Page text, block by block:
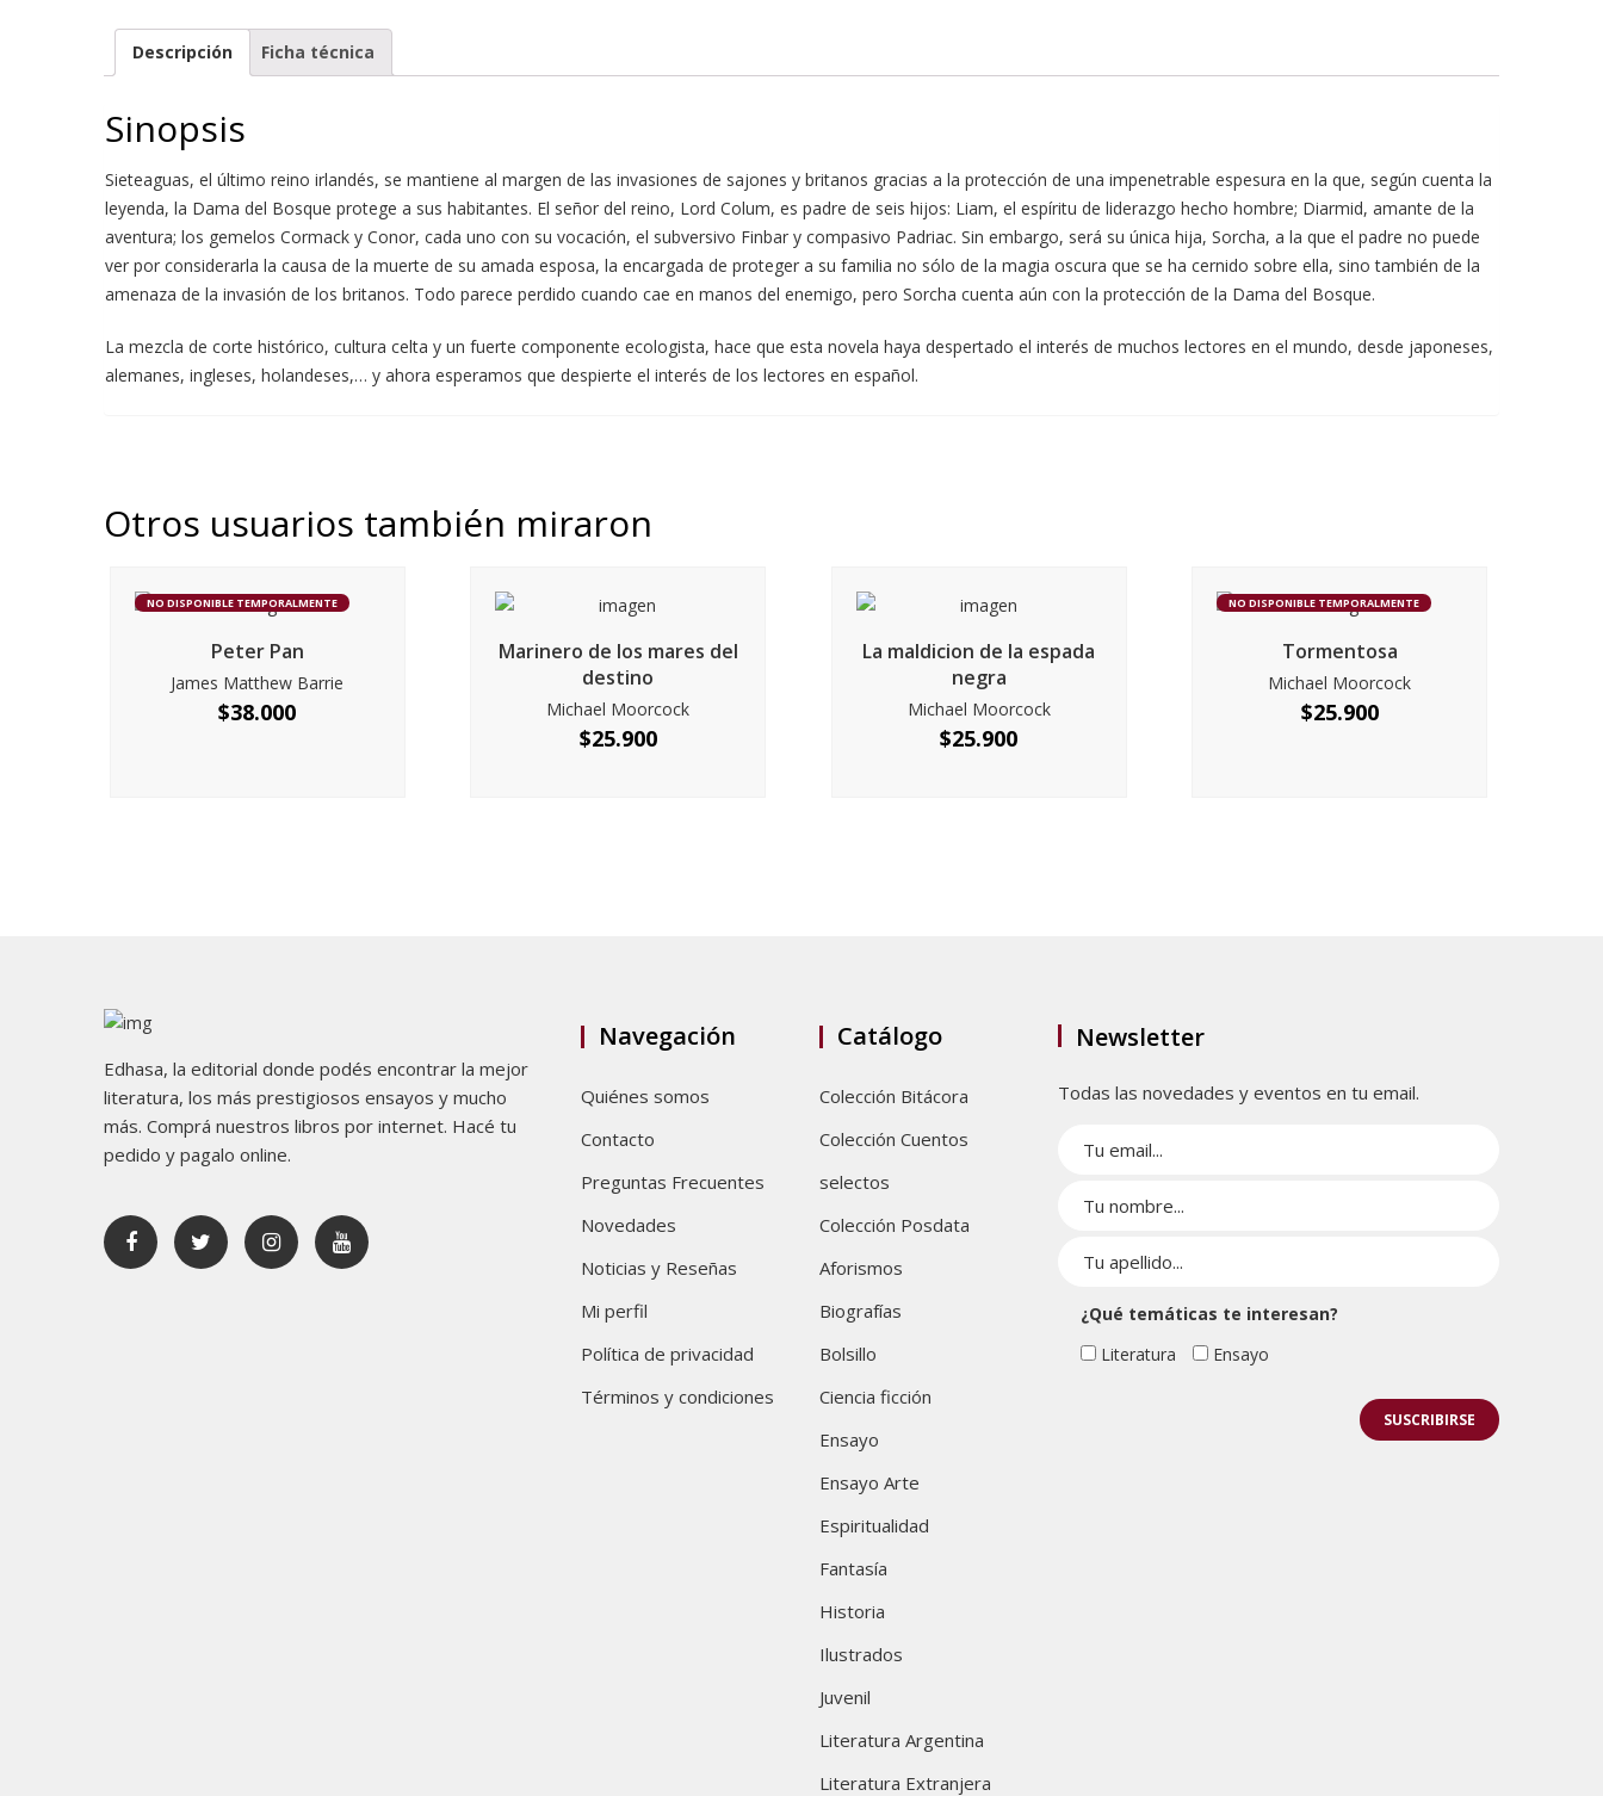
Descripción Ficha técnica
Sinopsis
Sieteaguas, el último reino irlandés, se mantiene al margen de las invasiones de sajones y britanos gracias a la protección de una impenetrable espesura en la que, según cuenta la
leyenda, la Dama del Bosque protege a sus habitantes. El señor del reino, Lord Colum, es padre de seis hijos: Liam, el espíritu de liderazgo hecho hombre; Diarmid, amante de la
aventura; los gemelos Cormack y Conor, cada uno con su vocación, el subversivo Finbar y compasivo Padriac. Sin embargo, será su única hija, Sorcha, a la que el padre no puede
ver por considerarla la causa de la muerte de su amada esposa, la encargada de proteger a su familia no sólo de la magia oscura que se ha cernido sobre ella, sino también de la
amenaza de la invasión de los britanos. Todo parece perdido cuando cae en manos del enemigo, pero Sorcha cuenta aún con la protección de la Dama del Bosque.
La mezcla de corte histórico, cultura celta y un fuerte componente ecologista, hace que esta novela haya despertado el interés de muchos lectores en el mundo, desde japoneses,
alemanes, ingleses, holandeses,… y ahora esperamos que despierte el interés de los lectores en español.
Otros usuarios también miraron
NO DISPONIBLE TEMPORALMENTE
Peter Pan
James Matthew Barrie
$38.000
Marinero de los mares del
destino
Michael Moorcock
$25.900
La maldicion de la espada
negra
Michael Moorcock
$25.900
NO DISPONIBLE TEMPORALMENTE
Tormentosa
Michael Moorcock
$25.900
Edhasa, la editorial donde podés encontrar la mejor
literatura, los más prestigiosos ensayos y mucho
más. Comprá nuestros libros por internet. Hacé tu
pedido y pagalo online.
Navegación
Quiénes somos
Contacto
Preguntas Frecuentes
Novedades
Noticias y Reseñas
Mi perfil
Política de privacidad
Términos y condiciones
Catálogo
Colección Bitácora
Colección Cuentos
selectos
Colección Posdata
Aforismos
Biografías
Bolsillo
Ciencia ficción
Ensayo
Ensayo Arte
Espiritualidad
Fantasía
Historia
Ilustrados
Juvenil
Literatura Argentina
Literatura Extranjera
Newsletter
Todas las novedades y eventos en tu email.
¿Qué temáticas te interesan?
Literatura
Ensayo